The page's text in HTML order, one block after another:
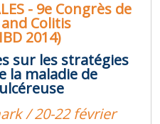
- 9e Congrès de
Colitis
2014)
sur les stratégies
la maladie de
/ 20-22 février